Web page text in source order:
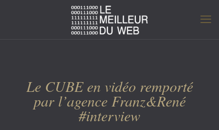
Le CUBE en vidéo remporté
par l’agence Franz&René
#interview